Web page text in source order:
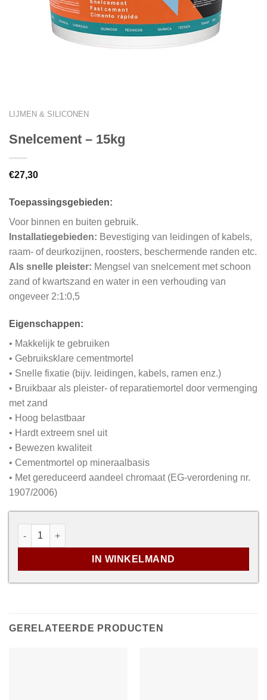
LIJMEN & SILICONEN
Snelcement – 15kg
€27,30
Toepassingsgebieden:
Voor binnen en buiten gebruik.
Installatiegebieden: Bevestiging van leidingen of kabels,
raam- of deurkozijnen, roosters, beschermende randen etc.
Als snelle pleister: Mengsel van snelcement met schoon
zand of kwartszand en water in een verhouding van
ongeveer 2:1:0,5
Eigenschappen:
• Makkelijk te gebruiken
• Gebruiksklare cementmortel
• Snelle fixatie (bijv. leidingen, kabels, ramen enz.)
• Bruikbaar als pleister- of reparatiemortel door vermenging
met zand
• Hoog belastbaar
• Hardt extreem snel uit
• Bewezen kwaliteit
• Cementmortel op mineraalbasis
• Met gereduceerd aandeel chromaat (EG-verordening nr.
1907/2006)
Snelcement - 15kg aantal
IN WINKELMAND
GERELATEERDE PRODUCTEN